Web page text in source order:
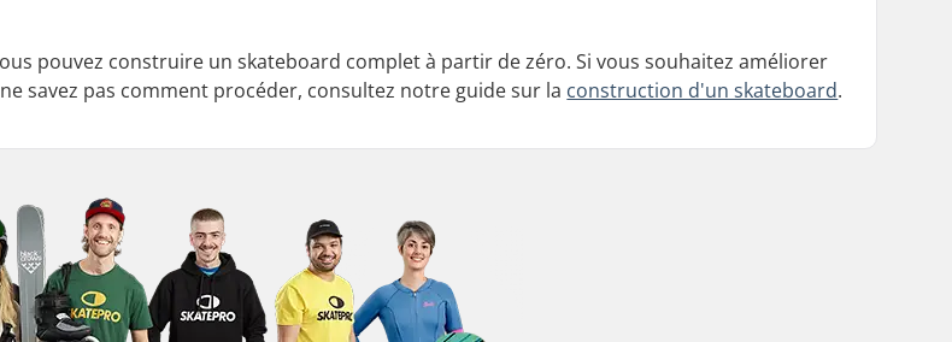
pouvez construire un skateboard complet à partir de zéro. Si vous souhaitez améliorer
savez pas comment procéder, consultez notre guide sur la construction d'un skateboard.